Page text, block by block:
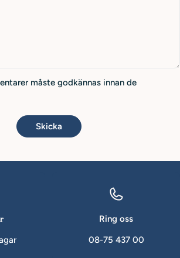
måste godkännas innan de
Skicka
Ring oss
08-75 437 00